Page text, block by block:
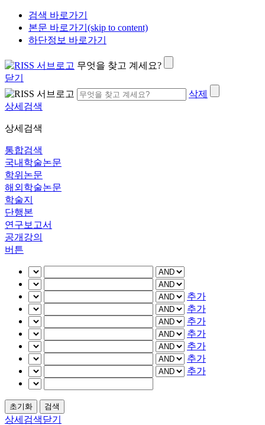
검색 바로가기
본문 바로가기(skip to content)
하단정보 바로가기
무엇을 찾고 계세요?
닫기
삭제
상세검색
상세검색
통합검색
국내학술논문
학위논문
해외학술논문
학술지
단행본
연구보고서
공개강의
버튼
추가
추가
추가
추가
추가
추가
추가
상세검색닫기